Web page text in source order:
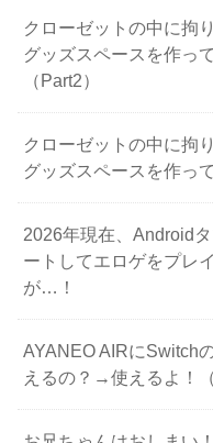
クローゼットの中に拘
グッズスペースを作っ
（Part2）
クローゼットの中に拘
グッズスペースを作っ
2026年現在、Android
ートしてエロゲをプレ
が…！
AYANEO AIRにSwitch
えるの？→使えるよ！